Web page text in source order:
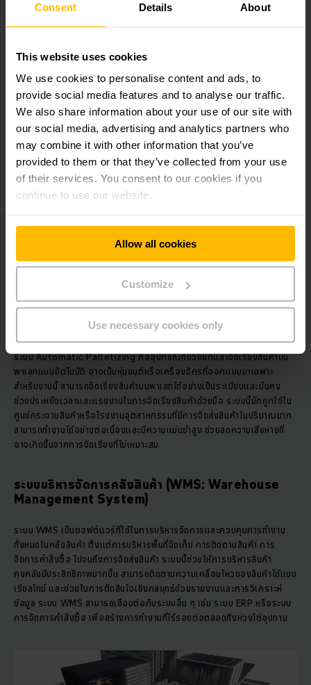
Consent Details About
This website uses cookies
We use cookies to personalise content and ads, to
provide social media features and to analyse our traffic.
We also share information about your use of our site with
our social media, advertising and analytics partners who
may combine it with other information that you’ve
provided to them or that they’ve collected from your use
of their services. You consent to our cookies if you
continue to use our website.
Allow all cookies
Customize
Use necessary cookies only
ระบบ AS/RS เป็นเทคโนโลยีสำคัญในคลังสินค้าอัตโนมัติที่ช่วยในการขนย้าย
วัสดุ ทั้งการนำไปจัดเก็บและการนำออกมาจากที่จัดเก็บโดยอัตโนมัติ ระบบนี้
ระหว่างชั้นวางสินค้า โดยมีระบบควบคุมคอมพิวเตอร์ที่ระบุตำแหน่งให้เครน
สูงในการใช้พื้นที่จัดเก็บอย่างคุ้มค่า เหมาะสำหรับการจัดเก็บวัสดุหลากหลาย
ประเภทในพื้นที่จำกัด และช่วยลดเวลาในการค้นหาและเรียกคืนสินค้า
ระบบขนส่งอัตโนมัติแบบไร้คนขับ (Automated
Guided Vehicle (AGV))
ระบบ AGV คือระบบขนส่งแบบอัตโนมัติที่ไม่ต้องใช้คนขับ ควบคุมการทำงาน
ด้วยระบบคอมพิวเตอร์ ประสานงานระหว่างซอฟต์แวร์และเซนเซอร์นำทาง
หรืออุปกรณ์ขนส่งอื่น ๆ AGV สามารถเคลื่อนที่ไปตามเส้นทางที่กำหนดไว้ล่วง
หน้าหรือปรับเส้นทางอัตโนมัติตามสถานการณ์ มีระบบเซนเซอร์ที่ช่วยตรวจจับ
สิ่งกีดขวางเพื่อป้องกันการชน ช่วยเพิ่มความปลอดภัยและประสิทธิภาพในการ
ขนส่งสินค้าภายในคลังสินค้า
อุปกรณ์ช่วยยกและจัดเรียงพาเลทแบบอัตโนมัติ
(Automatic Palletizing)
ระบบ Automatic Palletizing คืออุปกรณ์ที่ช่วยยกและจัดเรียงสินค้าบน
พาเลทแบบอัตโนมัติ อาจเป็นหุ่นยนต์หรือเครื่องจักรที่ออกแบบมาเฉพาะ
สำหรับงานนี้ สามารถจัดเรียงสินค้าบนพาเลทได้อย่างเป็นระเบียบและมั่นคง
ช่วยประหยัดเวลาและแรงงานในการจัดเรียงสินค้าด้วยมือ ระบบนี้มักถูกใช้ใน
ศูนย์กระจายสินค้าหรือโรงงานอุตสาหกรรมที่มีการจัดส่งสินค้าในปริมาณมาก
สามารถทำงานได้อย่างต่อเนื่องและมีความแม่นยำสูง ช่วยลดความเสียหายที่
อาจเกิดขึ้นจากการจัดเรียงที่ไม่เหมาะสม
ระบบบริหารจัดการคลังสินค้า (WMS: Warehouse
Management System)
ระบบ WMS เป็นซอฟต์แวร์ที่ใช้ในการบริหารจัดการและควบคุมการทำงาน
ทั้งหมดในคลังสินค้า ตั้งแต่การบริหารพื้นที่จัดเก็บ การติดตามสินค้า การ
จัดการคำสั่งซื้อ ไปจนถึงการจัดส่งสินค้า ระบบนี้ช่วยให้การบริหารสินค้า
คงคลังมีประสิทธิภาพมากขึ้น สามารถติดตามความเคลื่อนไหวของสินค้าได้แบบ
เรียลไทม์ และช่วยในการตัดสินใจเชิงกลยุทธ์ด้วยรายงานและการวิเคราะห์
ข้อมูล ระบบ WMS สามารถเชื่อมต่อกับระบบอื่น ๆ เช่น ระบบ ERP หรือระบบ
การจัดการคำสั่งซื้อ เพื่อสร้างการทำงานที่ไร้รอยต่อตลอดทั้งห่วงโซ่อุปทาน